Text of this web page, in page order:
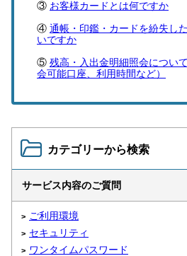
お客様カードとは何ですか
通帳・印鑑・カードを紛失し
いですか
残高・入出金明細照会につい
会可能口座、利用時間など）
カテゴリーから検索
サービス内容のご質問
ご利用環境
セキュリティ
ワンタイムパスワード